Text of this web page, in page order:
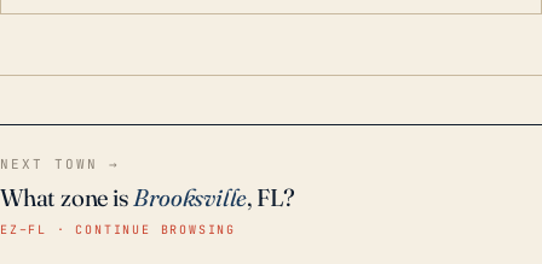
en situaciones de emergencia.
NEXT TOWN →
What zone isBrooksville, FL?
EZ–FL · CONTINUE BROWSING